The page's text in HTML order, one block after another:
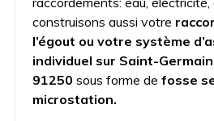
construisons aussi votre
l’égout ou votre système
individuel sur Saint-
91250 sous forme de fosse
microstation.